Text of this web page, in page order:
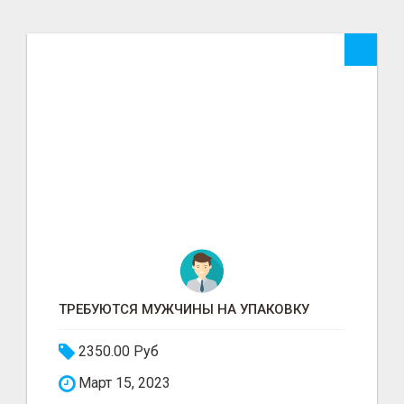
ТРЕБУЮТСЯ МУЖЧИНЫ НА УПАКОВКУ
2350.00 Руб
Март 15, 2023